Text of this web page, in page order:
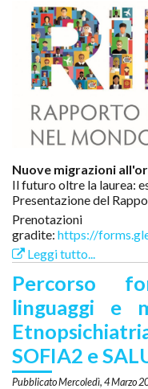
Nuove migrazioni
Il futuro oltre la laurea:
Presentazione del
Prenotazioni
gradite: https://
Leggi tutto...
Percorso
linguaggi e
SOFIA2 e
Mercoledì, 4 Marzo